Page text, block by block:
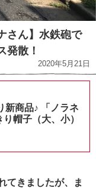
さん】水鉄砲で
発散！
2020年5月21日
商品♪ 「ノラネ
帽子（大、小）
てきましたが、ま